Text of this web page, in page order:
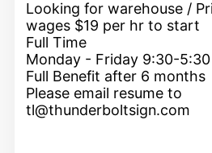
Looking for warehouse /
wages $19 per hr to start
Full Time
Monday - Friday 9:30-5:30
Full Benefit after 6 months
Please email resume to
tl@thunderboltsign.com